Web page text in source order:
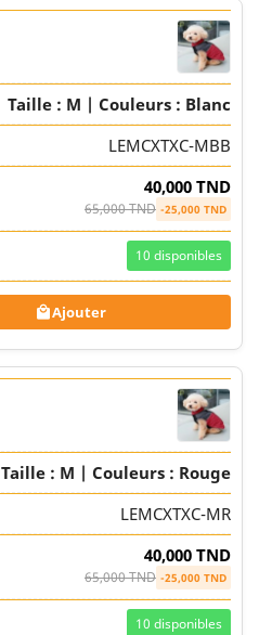
Taille : M | Couleurs : Blanc
LEMCXTXC-MBB
40,000 TND
65,000 TND -25,000 TND
10 disponibles
Ajouter
Taille : M | Couleurs : Rouge
LEMCXTXC-MR
40,000 TND
65,000 TND -25,000 TND
10 disponibles